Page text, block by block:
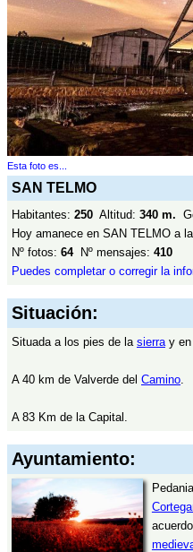
Esta foto es...
SAN TELMO
Habitantes: 250 Altitud: 340 m.
Hoy amanece en SAN TELMO a
Nº fotos: 64Nº mensajes: 410
Puedes completar o corregir la
Situación:
Situada a los pies de la sierray en
A 40 km de Valverde del Camino.
A 83 Km de la Capital.
Ayuntamiento: